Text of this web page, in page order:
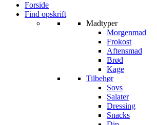
Forside
Find opskrift
Madtyper
Morgenmad
Frokost
Aftensmad
Brød
Kage
Tilbehør
Sovs
Salater
Dressing
Snacks